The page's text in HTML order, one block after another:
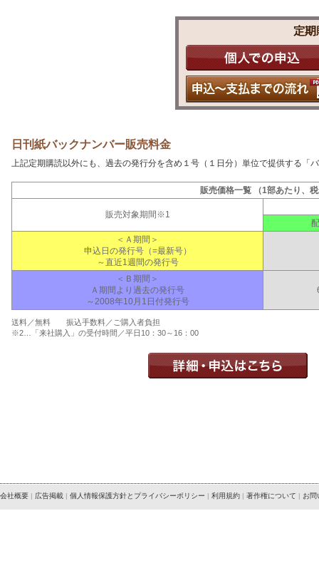
日刊紙バックナンバー販売料金
上記定期購読以外にも、過去の発行分を含め１号（１日分）単位で提供する「
販売価格一覧 （1部あたり、
販売対象期間※1
＜Ａ期間＞
申込日の発行号（=最新号）
～直近1週間の発行号
＜Ｂ期間＞
Ａ期間より過去の発行号
～2008年10月1日付発行号
送料／無料 振込手数料／ご購入者負担
※2…「来社購入」の受付時間／平日10：30～16：00
会社概要 | 広告掲載 | 個人情報保護方針とプライバシーポリシー | 利用規約 | 著作権について | お問